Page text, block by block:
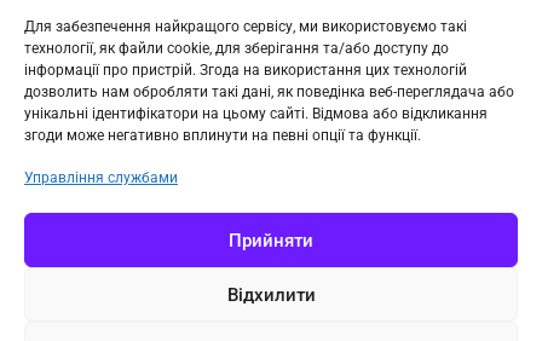
Для забезпечення найкращого сервісу, ми використовуємо такі
технології, як файли cookie, для зберігання та/або доступу до
інформації про пристрій. Згода на використання цих технологій
дозволить нам обробляти такі дані, як поведінка веб-переглядача або
унікальні ідентифікатори на цьому сайті. Відмова або відкликання
згоди може негативно вплинути на певні опції та функції.
Управління службами
Прийняти
Відхилити
вплив як на Україну, так і на країни прийому. З
одного боку, це сприяє економічному
відновленню України та створює нові робочі
місця. З іншого боку, українські підприємці
приносять інновації та нові ідеї на європейські
ринки.